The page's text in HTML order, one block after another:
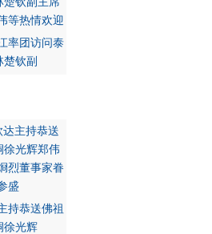
率团访问泰
钦副
持恭送佛祖
徐光辉